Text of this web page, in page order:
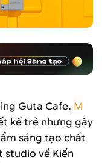
Guta Cafe, M
kế trẻ nhưng gây
sáng tạo chất
studio về Kiến